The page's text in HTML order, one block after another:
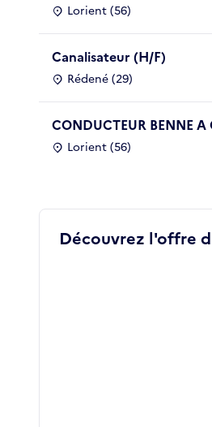
Lorient (56)
Canalisateur (H/F)
Rédené (29)
CONDUCTEUR BENNE
Lorient (56)
Découvrez l'offre